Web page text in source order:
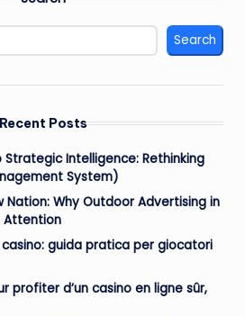
Search
Recent Posts
Intelligence: Rethinking
System)
Why Outdoor Advertising in
Attention
guida pratica per giocatori
profiter d’un casino en ligne sûr,